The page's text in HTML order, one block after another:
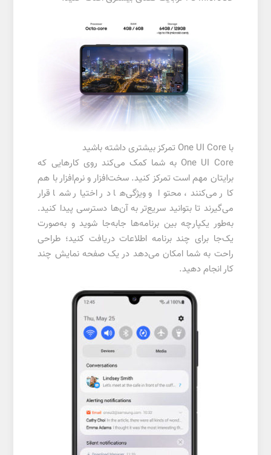
با One UI Core تمرکز بیشتری داشته باشید
One UI Core به شما کمک می‌کند روی کارهایی که
برایتان مهم است تمرکز کنید. سخت‌افزار و نرم‌افزار با هم
کار می‌کنند، محتوا و ویژگی‌ها در اختیار شما قرار
می‌گیرند تا بتوانید سریع‌تر به آن‌ها دسترسی پیدا کنید.
به‌طور یکپارچه بین برنامه‌ها جابه‌جا شوید و به‌صورت
یک‌جا برای چند برنامه اطلاعات دریافت کنید؛ طراحی
راحت به شما امکان می‌دهد در یک صفحه نمایش چند
کار انجام دهید.